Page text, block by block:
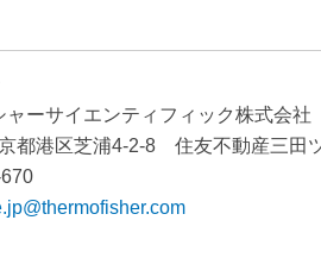
ャーサイエンティフィック株式会社
都港区芝浦4-2-8 住友不動産三田